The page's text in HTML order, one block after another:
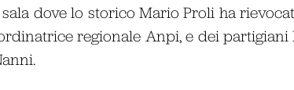
dove lo storico Mario Proli ha
regionale Anpi, e dei partigiani